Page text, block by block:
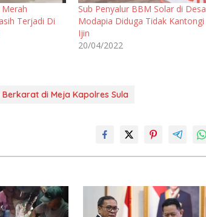
Terjadi Di
Sub Penyalur BBM Solar di Desa
Modapia Diduga Tidak Kantongi
Ijin
20/04/2022
di Meja Kapolres Sula